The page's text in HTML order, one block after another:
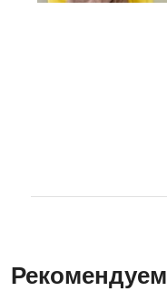
Рекомендуем